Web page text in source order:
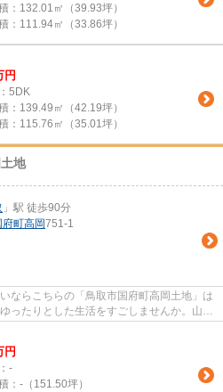
： 132.01㎡（39.93坪）
： 111.94㎡（33.86坪）
円
5DK
： 139.49㎡（42.19坪）
： 115.76㎡（35.01坪）
地
」駅 徒歩90分
府町高岡751-1
ならこちらの「鳥取市国府町高岡土地」は
ったりとした生活をすごしませんか。山陰
円
-
： -（151.50坪）